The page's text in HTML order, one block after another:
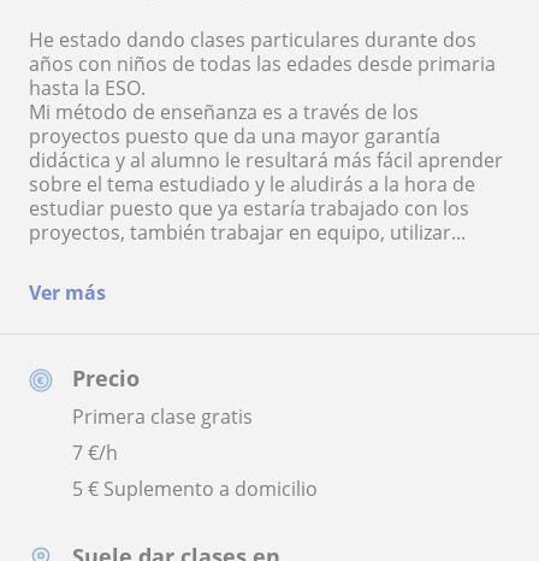
Precio
Primera clase gratis
7€/h
5 € Suplemento a domicilio
He estado dando clases particulares durante dos
años con niños de todas las edades desde primaria
hasta la ESO.
Mi método de enseñanza es a través de los
proyectos puesto que da una mayor garantía
didáctica y al alumno le resultará más fácil aprender
sobre el tema estudiado y le aludirás a la hora de
estudiar puesto que ya estaría trabajado con los
proyectos, también trabajar en equipo, utilizar...
Ver más